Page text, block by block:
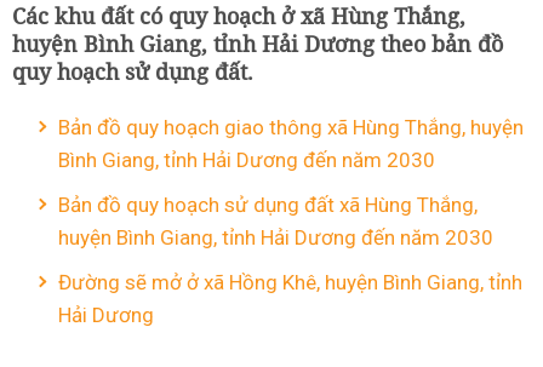
Các khu đất có quy hoạch ở xã Hùng Thắng,
huyện Bình Giang, tỉnh Hải Dương theo bản đồ
quy hoạch sử dụng đất.
Bản đồ quy hoạch giao thông xã Hùng Thắng, huyện
Bình Giang, tỉnh Hải Dương đến năm 2030
Bản đồ quy hoạch sử dụng đất xã Hùng Thắng,
huyện Bình Giang, tỉnh Hải Dương đến năm 2030
Đường sẽ mở ở xã Hồng Khê, huyện Bình Giang, tỉnh
Hải Dương